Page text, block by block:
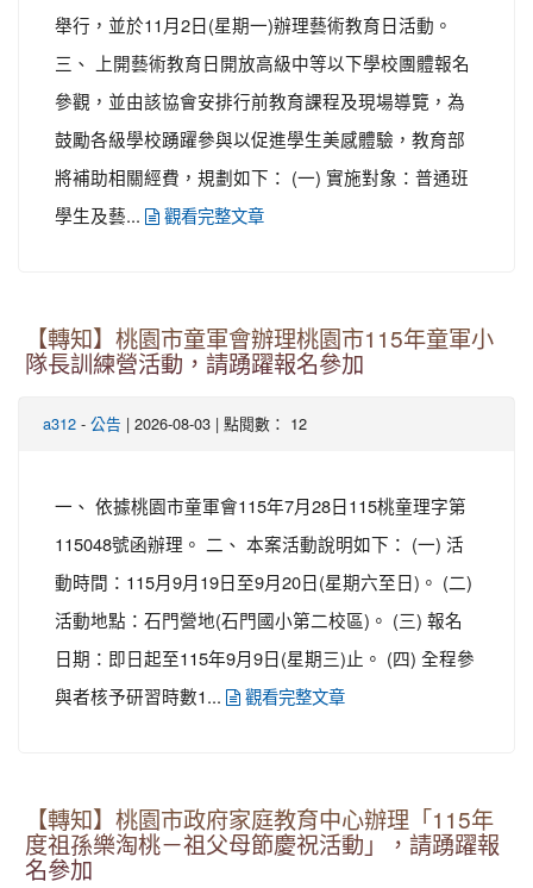
舉行，並於11月2日(星期一)辦理藝術教育日活動。
三、 上開藝術教育日開放高級中等以下學校團體報名
參觀，並由該協會安排行前教育課程及現場導覽，為
鼓勵各級學校踴躍參與以促進學生美感體驗，教育部
將補助相關經費，規劃如下： (一) 實施對象：普通班
學生及藝...
觀看完整文章
【轉知】桃園市童軍會辦理桃園市115年童軍小
隊長訓練營活動，請踴躍報名參加
a312 - 公告 | 2026-08-03 | 點閱數： 12
一、 依據桃園市童軍會115年7月28日115桃童理字第
115048號函辦理。 二、 本案活動說明如下： (一) 活
動時間：115月9月19日至9月20日(星期六至日)。 (二)
活動地點：石門營地(石門國小第二校區)。 (三) 報名
日期：即日起至115年9月9日(星期三)止。 (四) 全程參
與者核予研習時數1...
觀看完整文章
【轉知】桃園市政府家庭教育中心辦理「115年
度祖孫樂淘桃－祖父母節慶祝活動」，請踴躍報
名參加